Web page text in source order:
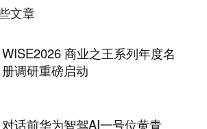
文章
WISE2026 商业之王系列年度名
册调研重磅启动
对话前华为智驾AI一号位黄青